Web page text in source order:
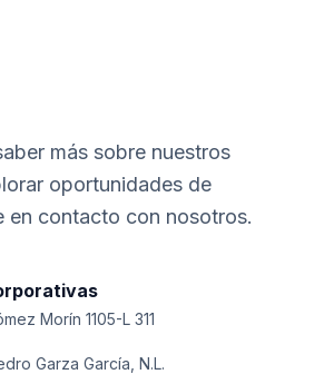
más sobre nuestros
oportunidades de
en contacto con nosotros.
Morín 1105-L 311
Garza García, N.L.